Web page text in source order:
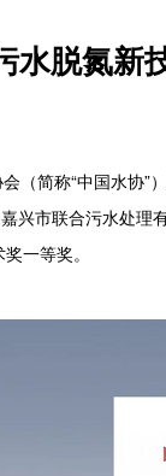
水脱氮新
（简称“中国水协”
兴市联合污水处理
一等奖。